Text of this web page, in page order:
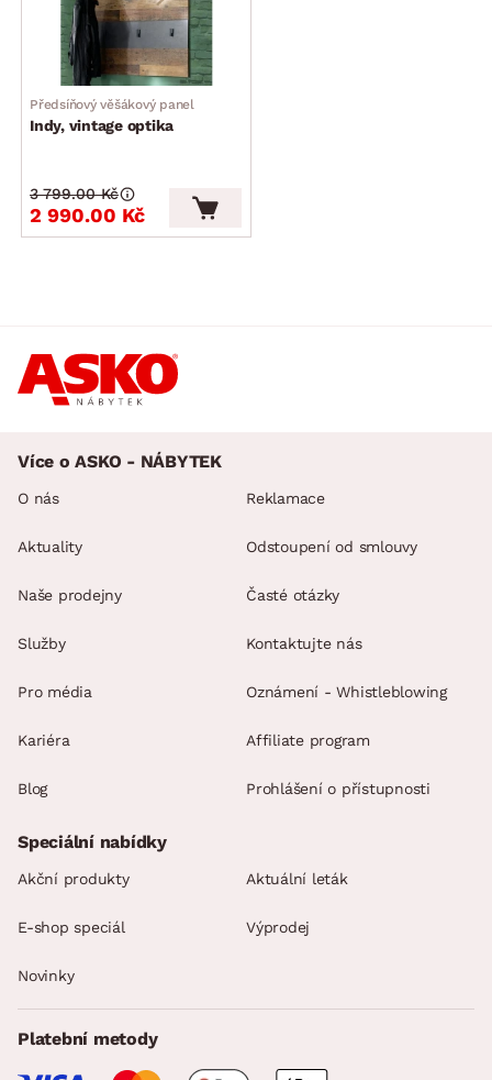
Předsíňový věšákový panel
Indy, vintage optika
2 990.00 Kč
3 799.00 Kč
Více o ASKO - NÁBYTEK
O nás
Aktuality
Naše prodejny
Služby
Pro média
Kariéra
Blog
Reklamace
Odstoupení od smlouvy
Časté otázky
Kontaktujte nás
Oznámení - Whistleblowing
Affiliate program
Prohlášení o přístupnosti
Speciální nabídky
Akční produkty Aktuální leták
E-shop speciál Výprodej
Novinky
Platební metody